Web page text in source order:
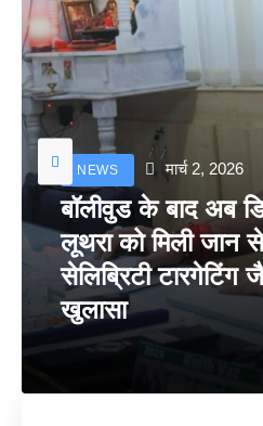
NEWS मार्च 2, 2026
बॉलीवुड के बाद अब
लूथरा को मिली जान
सेलिब्रिटी टारगेटिंग
खुलासा